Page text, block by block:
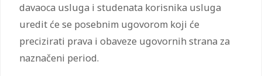
davaoca usluga i studenata korisnika usluga
uredit će se posebnim ugovorom koji će
precizirati prava i obaveze ugovornih strana za
naznačeni period.